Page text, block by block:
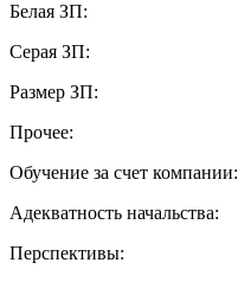
Белая ЗП:
Серая ЗП:
Размер ЗП:
Прочее:
Обучение за счет компании:
Адекватность начальства:
Перспективы: